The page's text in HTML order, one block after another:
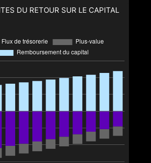
DU RETOUR SUR LE CAPITAL